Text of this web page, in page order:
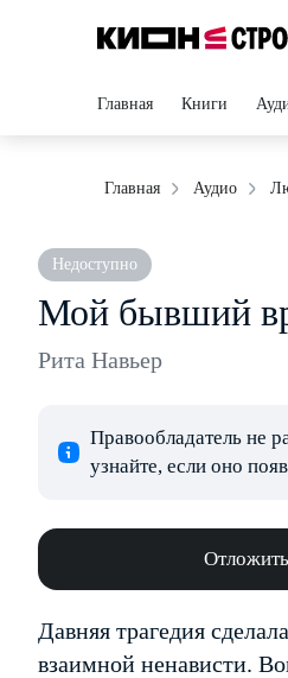
Главная Книги
Главная Аудио
Недоступно
Мой бывший
Рита Навьер
Правообладатель не
узнайте, если оно
Отложить
Давняя трагедия
взаимной ненависти.